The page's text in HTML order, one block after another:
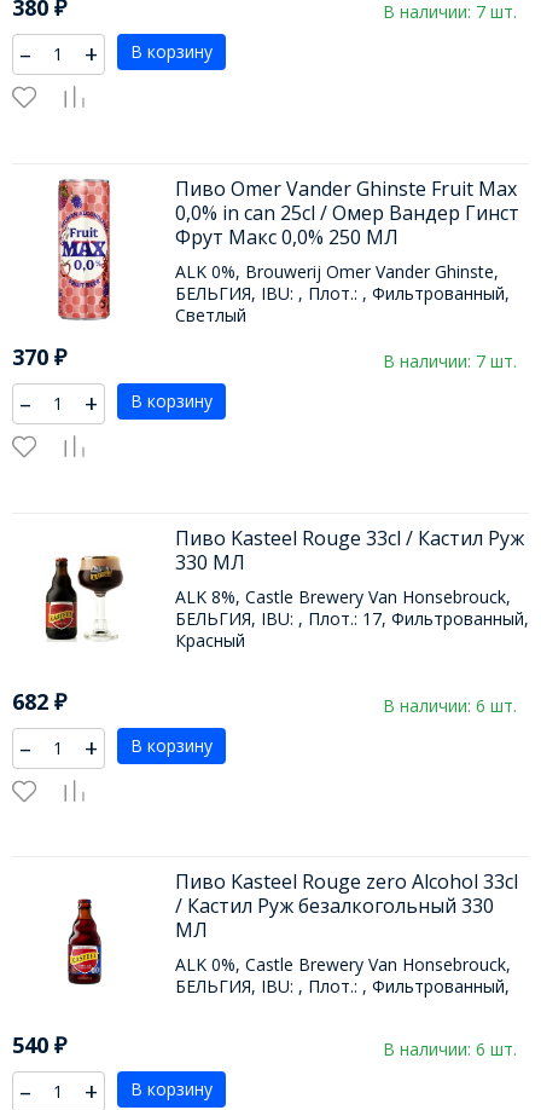
380 ₽ В наличии: 7 шт.
– + В корзину
Пиво Omer Vander Ghinste Fruit Max
0,0% in can 25cl / Омер Вандер Гинст
Фрут Макс 0,0% 250 МЛ
ALK 0%, Brouwerij Omer Vander Ghinste,
БЕЛЬГИЯ, IBU: , Плот.: , Фильтрованный,
Светлый
370 ₽ В наличии: 7 шт.
– + В корзину
Пиво Kasteel Rouge 33cl / Кастил Руж
330 МЛ
ALK 8%, Castle Brewery Van Honsebrouck,
БЕЛЬГИЯ, IBU: , Плот.: 17, Фильтрованный,
Красный
682 ₽ В наличии: 6 шт.
– + В корзину
Пиво Kasteel Rouge zero Alcohol 33cl
/ Кастил Руж безалкогольный 330
МЛ
ALK 0%, Castle Brewery Van Honsebrouck,
БЕЛЬГИЯ, IBU: , Плот.: , Фильтрованный,
540 ₽ В наличии: 6 шт.
– + В корзину